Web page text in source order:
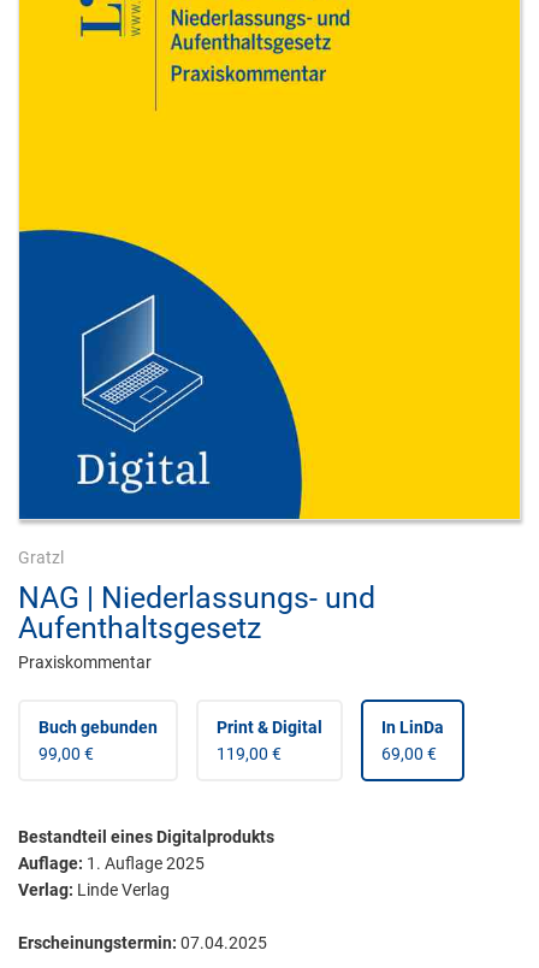
Gratzl
NAG | Niederlassungs- und
Aufenthaltsgesetz
Praxiskommentar
Buch gebunden
99,00 €
Print & Digital
119,00 €
In LinDa
69,00 €
Bestandteil eines Digitalprodukts
Auflage: 1. Auflage 2025
Verlag: Linde Verlag
Erscheinungstermin: 07.04.2025